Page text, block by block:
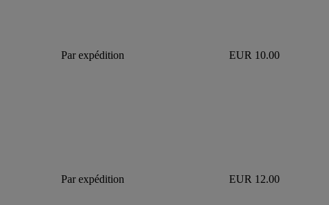
Par expédition EUR 10.00
Par expédition EUR 12.00